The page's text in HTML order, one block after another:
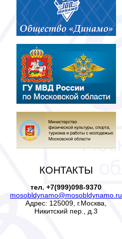
КОНТАКТЫ
тел. +7(999)098-9370
mosobldynamo@mosobldynamo.ru
Адрес: 125009, г.Москва,
Никитский пер., д.3